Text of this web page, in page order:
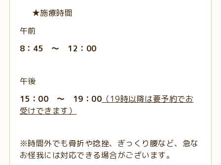
★施療時間
午前
8：45 ～ 12：00
午後
15：00 ～ 19：00 （19時以降は要予約でお
受けできます）
※時間外でも骨折や捻挫、ぎっくり腰など、急な
お怪我には対応できる場合がございます。